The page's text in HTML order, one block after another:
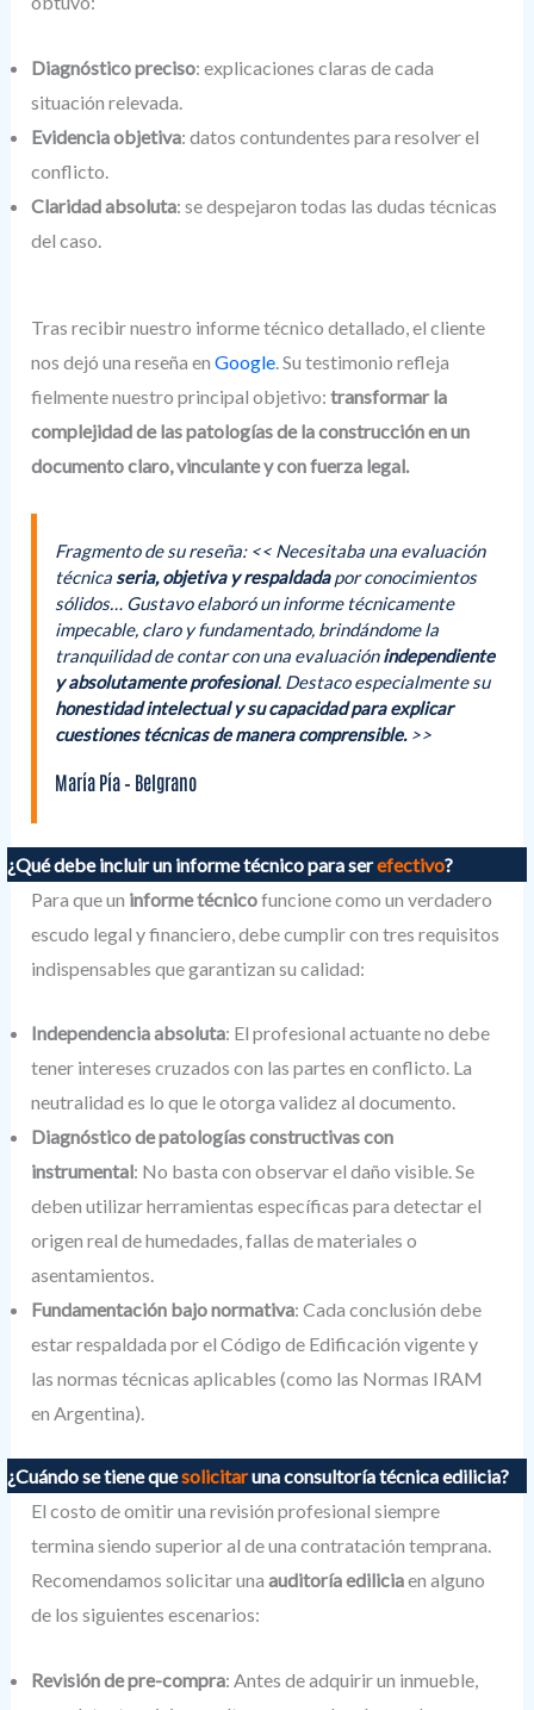
Diagnóstico preciso: explicaciones claras de cada
situación relevada.
Evidencia objetiva: datos contundentes para resolver el
conflicto.
Claridad absoluta: se despejaron todas las dudas técnicas
del caso.
Tras recibir nuestro informe técnico detallado, el cliente
nos dejó una reseña enGoogle. Su testimonio refleja
fielmente nuestro principal objetivo:transformar la
complejidad de las patologías de la construcción en un
documento claro, vinculante y con fuerza legal.
Fragmento de su reseña: << Necesitaba una evaluación
técnicaseria, objetiva y respaldadapor conocimientos
sólidos… Gustavo elaboró un informe técnicamente
impecable, claro y fundamentado, brindándome la
tranquilidad de contar con una evaluaciónindependiente
y absolutamente profesional. Destaco especialmente su
honestidad intelectual y su capacidad para explicar
cuestiones técnicas de manera comprensible.>>
María Pía – Belgrano
¿Qué debe incluir un informe técnico para serefectivo?
Para que un informe técnicofuncione como un verdadero
escudo legal y financiero, debe cumplir con tres requisitos
indispensables que garantizan su calidad:
Independencia absoluta: El profesional actuante no debe
tener intereses cruzados con las partes en conflicto. La
neutralidad es lo que le otorga validez al documento.
Diagnóstico de patologías constructivas con
instrumental: No basta con observar el daño visible. Se
deben utilizar herramientas específicas para detectar el
origen real de humedades, fallas de materiales o
asentamientos.
Fundamentación bajo normativa: Cada conclusión debe
estar respaldada por el Código de Edificación vigente y
las normas técnicas aplicables (como las Normas IRAM
en Argentina).
¿Cuándo se tiene quesolicitaruna consultoría técnica edilicia?
El costo de omitir una revisión profesional siempre
termina siendo superior al de una contratación temprana.
Recomendamos solicitar unaauditoría ediliciaen alguno
de los siguientes escenarios:
Revisión de pre-compra: Antes de adquirir un inmueble,